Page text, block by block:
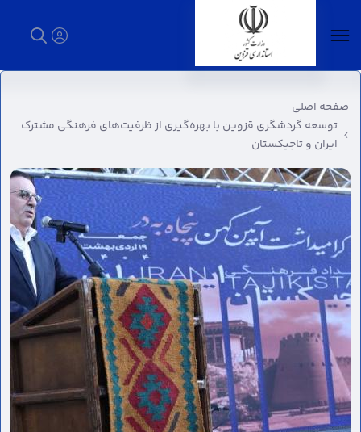
توسعه گردشگری قزوین با بهره‌گیری از
ظرفیت‌های فرهنگی مشترک ایران و تاجیکستان -
استانداری قزوین
صفحه اصلی
توسعه گردشگری قزوین با بهره‌گیری از ظرفیت‌های فرهنگی مشترک
ایران و تاجیکستان